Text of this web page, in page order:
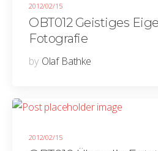
2012/02/15
OBT012 Geistiges
Fotografie
by Olaf Bathke
2012/02/15